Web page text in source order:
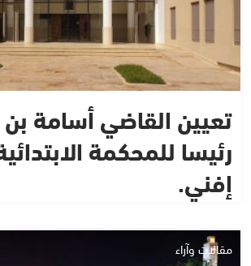
تعيين القاضي أسامة
رئيسا للمحكمة
إفني.
مقالات وآراء